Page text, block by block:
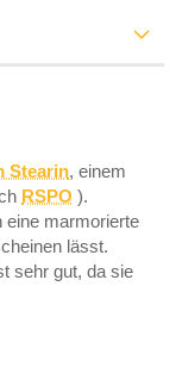
Stearin, einem
RSPO ).
eine marmorierte
lässt.
sehr gut, da sie